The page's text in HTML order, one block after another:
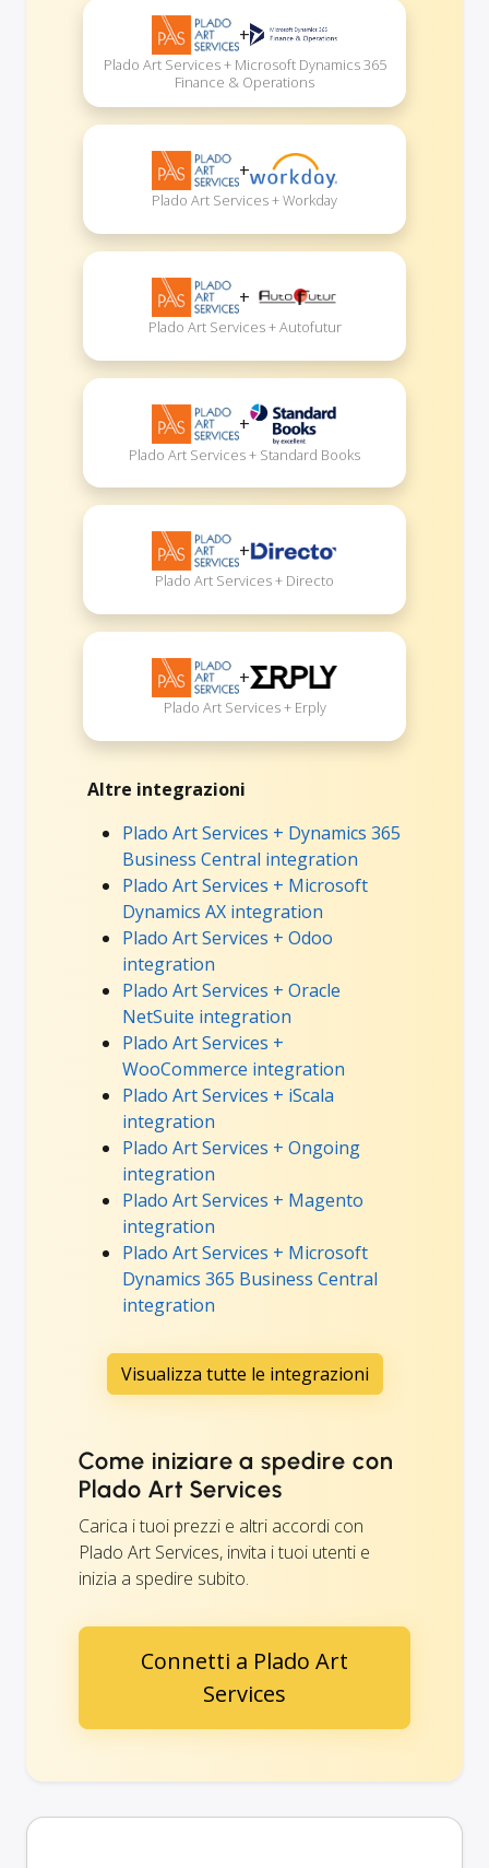
+
Plado Art Services + Microsoft Dynamics 365
Finance & Operations
+
Plado Art Services + Workday
+
Plado Art Services + Autofutur
+
Plado Art Services + Standard Books
+
Plado Art Services + Directo
+
Plado Art Services + Erply
Altre integrazioni
Plado Art Services + Dynamics 365
Business Central integration
Plado Art Services + Microsoft
Dynamics AX integration
Plado Art Services + Odoo
integration
Plado Art Services + Oracle
NetSuite integration
Plado Art Services +
WooCommerce integration
Plado Art Services + iScala
integration
Plado Art Services + Ongoing
integration
Plado Art Services + Magento
integration
Plado Art Services + Microsoft
Dynamics 365 Business Central
integration
Visualizza tutte le integrazioni
Come iniziare a spedire con
Plado Art Services
Carica i tuoi prezzi e altri accordi con
Plado Art Services, invita i tuoi utenti e
inizia a spedire subito.
Connetti a Plado Art
Services